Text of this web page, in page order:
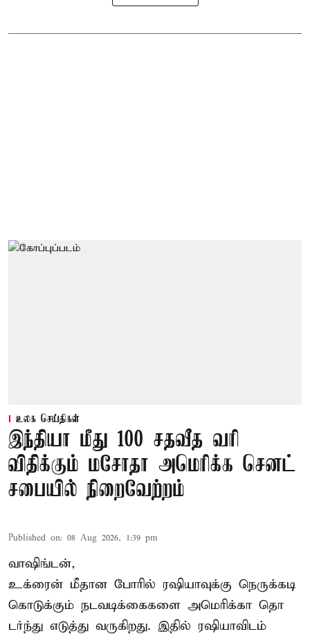
உலக செய்திகள்
இந்தியா மீது 100 சதவீத வரி
விதிக்கும் மசோதா அமெரிக்க செனட்
சபையில் நிறைவேற்றம்
Published on: 08 Aug 2026, 1:39 pm
வாஷிங்டன்,
உக்ரைன் மீதான போரில் ரஷியாவுக்கு நெருக்கடி
கொடுக்கும் நடவடிக்கைகளை அமெரிக்கா தொ
டர்ந்து எடுத்து வருகிறது. இதில் ரஷியாவிடம்